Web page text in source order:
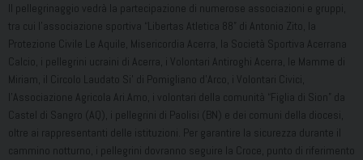
Il pellegrinaggio vedrà la partecipazione di numerose associazioni e gruppi,
tra cui l’associazione sportiva “Libertas Atletica 88” di Antonio Zito, la
Protezione Civile Le Aquile, Misericordia Acerra, la Società Sportiva Acerrana
Calcio, i pellegrini ucraini di Acerra, i Volontari Antiroghi Acerra, le Mamme di
Miriam, il Circolo Laudato Si’ di Pomigliano d’Arco, i Volontari Civici,
l’Associazione Agricola Ari.Amo, i volontari della comunità “Figlia di Sion” da
Castel di Sangro (AQ), i pellegrini di Paolisi (BN) e dei comuni della diocesi,
oltre ai rappresentanti delle istituzioni. Per garantire la sicurezza durante il
cammino notturno, i pellegrini dovranno seguire la Croce, punto di riferimento